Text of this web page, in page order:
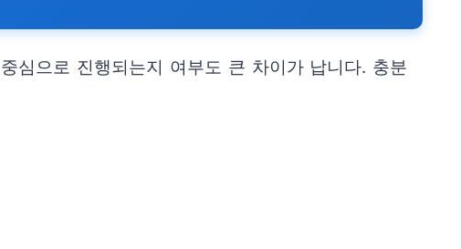
심으로 진행되는지 여부도 큰 차이가 납니다. 충분